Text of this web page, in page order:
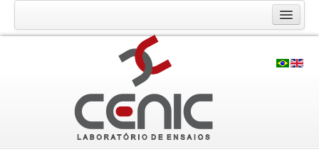
O Laboratório CENIC
Infraestrutura
Ensaios e Análises